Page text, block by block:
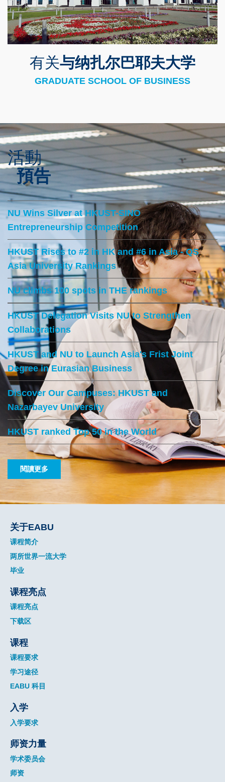
有关与纳扎尔巴耶夫大学
GRADUATE SCHOOL OF BUSINESS
Text
Area
活動
預告
Text
Area
NU Wins Silver at HKUST-SINO
Entrepreneurship Competition
HKUST Rises to #2 in HK and #6 in Asia - QS
Asia University Rankings
NU climbs 100 spots in THE rankings
HKUST Delegation Visits NU to Strengthen
Collaborations
HKUST and NU to Launch Asia's Frist Joint
Degree in Eurasian Business
Discover Our Campuses: HKUST and
Nazarbayev University
HKUST ranked Top 50 in the World
Text
Area
閱讀更多
Main
navigation
关于EABU
课程简介
两所世界一流大学
毕业
课程亮点
课程亮点
下载区
课程
课程要求
学习途径
EABU 科目
入学
入学要求
师资力量
学术委员会
师资